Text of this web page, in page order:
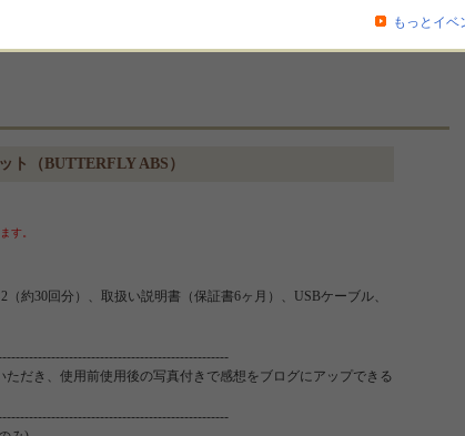
もっとイベ
合、当選者数が所定の人数に満たないことがございます。
ト（BUTTERFLY ABS）
す。
約30回分）、取扱い説明書（保証書6ヶ月）、USBケーブル、
だき、使用前使用後の写真付きで感想をブログにアップできる